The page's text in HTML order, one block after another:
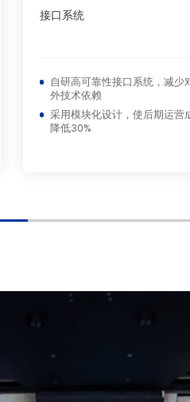
接口系统
自研高可靠性接口系统，减少
外技术依赖
采用模块化设计，使后期运营
降低30%